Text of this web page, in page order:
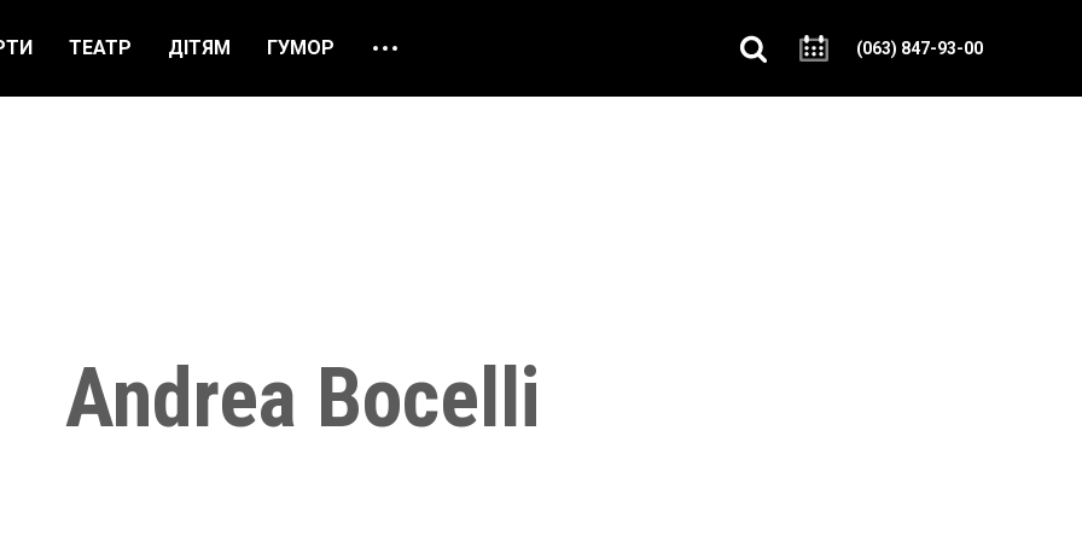
ТЕАТР ДІТЯМ ГУМОР (063) 847-93-00
Andrea Bocellі